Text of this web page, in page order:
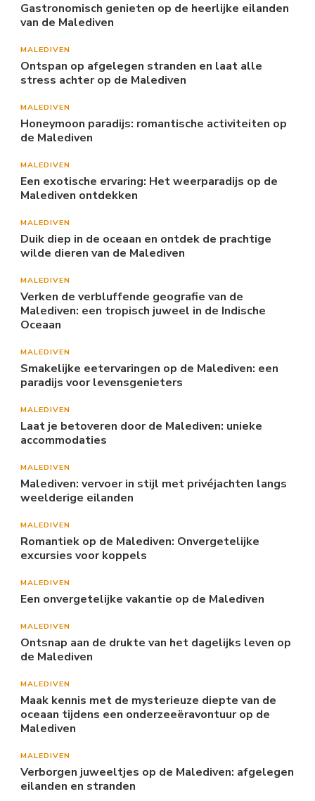
Gastronomisch genieten op de heerlijke eilanden
van de Malediven
MALEDIVEN
Ontspan op afgelegen stranden en laat alle
stress achter op de Malediven
MALEDIVEN
Honeymoon paradijs: romantische activiteiten op
de Malediven
MALEDIVEN
Een exotische ervaring: Het weerparadijs op de
Malediven ontdekken
MALEDIVEN
Duik diep in de oceaan en ontdek de prachtige
wilde dieren van de Malediven
MALEDIVEN
Verken de verbluffende geografie van de
Malediven: een tropisch juweel in de Indische
Oceaan
MALEDIVEN
Smakelijke eetervaringen op de Malediven: een
paradijs voor levensgenieters
MALEDIVEN
Laat je betoveren door de Malediven: unieke
accommodaties
MALEDIVEN
Malediven: vervoer in stijl met privéjachten langs
weelderige eilanden
MALEDIVEN
Romantiek op de Malediven: Onvergetelijke
excursies voor koppels
MALEDIVEN
Een onvergetelijke vakantie op de Malediven
MALEDIVEN
Ontsnap aan de drukte van het dagelijks leven op
de Malediven
MALEDIVEN
Maak kennis met de mysterieuze diepte van de
oceaan tijdens een onderzeeëravontuur op de
Malediven
MALEDIVEN
Verborgen juweeltjes op de Malediven: afgelegen
eilanden en stranden